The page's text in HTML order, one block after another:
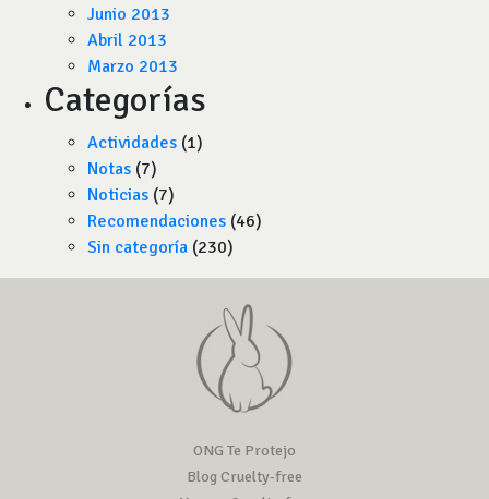
Junio 2013
Abril 2013
Marzo 2013
Categorías
Actividades (1)
Notas (7)
Noticias (7)
Recomendaciones (46)
Sin categoría (230)
ONG Te Protejo
Blog Cruelty-free